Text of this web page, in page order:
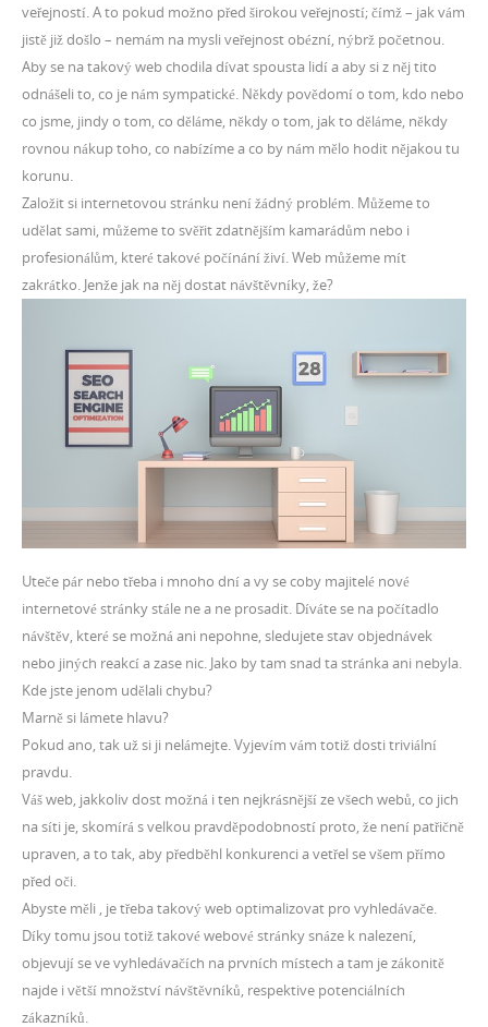
veřejností. A to pokud možno před širokou veřejností; čímž – jak vám
jistě již došlo – nemám na mysli veřejnost obézní, nýbrž početnou.
Aby se na takový web chodila dívat spousta lidí a aby si z něj tito
odnášeli to, co je nám sympatické. Někdy povědomí o tom, kdo nebo
co jsme, jindy o tom, co děláme, někdy o tom, jak to děláme, někdy
rovnou nákup toho, co nabízíme a co by nám mělo hodit nějakou tu
korunu.
Založit si internetovou stránku není žádný problém. Můžeme to
udělat sami, můžeme to svěřit zdatnějším kamarádům nebo i
profesionálům, které takové počínání živí. Web můžeme mít
zakrátko. Jenže jak na něj dostat návštěvníky, že?
Uteče pár nebo třeba i mnoho dní a vy se coby majitelé nové
internetové stránky stále ne a ne prosadit. Díváte se na počítadlo
návštěv, které se možná ani nepohne, sledujete stav objednávek
nebo jiných reakcí a zase nic. Jako by tam snad ta stránka ani nebyla.
Kde jste jenom udělali chybu?
Marně si lámete hlavu?
Pokud ano, tak už si ji nelámejte. Vyjevím vám totiž dosti triviální
pravdu.
Váš web, jakkoliv dost možná i ten nejkrásnější ze všech webů, co jich
na síti je, skomírá s velkou pravděpodobností proto, že není patřičně
upraven, a to tak, aby předběhl konkurenci a vetřel se všem přímo
před oči.
Abyste měli , je třeba takový web optimalizovat pro vyhledávače.
Díky tomu jsou totiž takové webové stránky snáze k nalezení,
objevují se ve vyhledávačích na prvních místech a tam je zákonitě
najde i větší množství návštěvníků, respektive potenciálních
zákazníků.